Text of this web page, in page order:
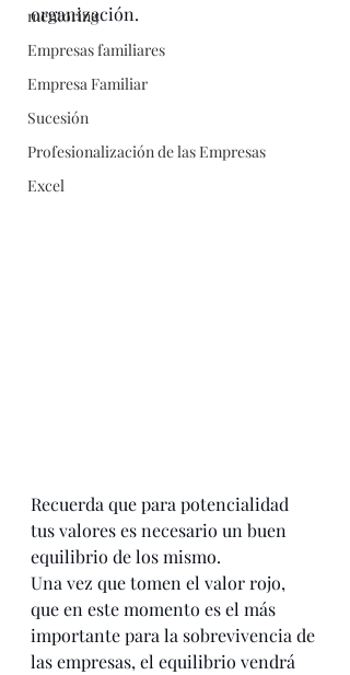
mentoring
Empresas familiares
Empresa Familiar
Sucesión
Profesionalización de las Empresas
Excel
organización.
Recuerda que para potencialidad
tus valores es necesario un buen
equilibrio de los mismo.
Una vez que tomen el valor rojo,
que en este momento es el más
importante para la sobrevivencia de
las empresas, el equilibrio vendrá